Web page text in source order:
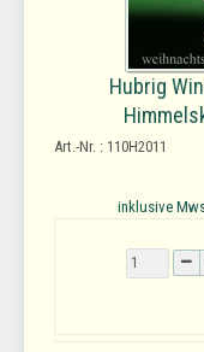
Hubrig
Art.-Nr. : 110H2011
inklusive